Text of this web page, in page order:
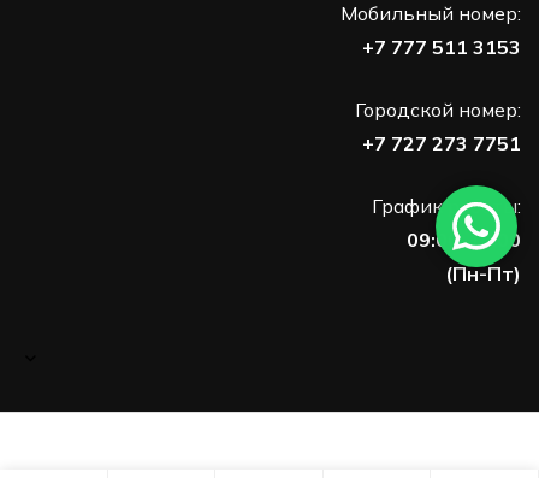
Мобильный номер:
+7 777 511 3153
Городской номер:
+7 727 273 7751
График работы:
09:00-18:00
(Пн-Пт)